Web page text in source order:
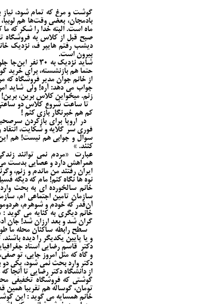
گوشت و مرغ که تمام شود،
بادمجان، بعضی وقت‌ها هم
ماه است. البته خدا را شکر که
صبح قبل از کلاس به فروشگاه
بيرون است.
شاید نزدیک به
حتما هم بازنشسته، برای
از خانم جوان مدیر فروشگاه
جواب می دهد: آره! ولی شاید
زنم. میخواین کلاس برین، برین!
تا ساعت شروع کلاس دو
کم هم خبرنگار بازی کنم !
در اروپا برای بازکردن
فوری سر گلایه و شکایت، انتقاد
سوال و جوابی هم نیست! هم
کنند. »
عبارت «مردم نمی توانند
همراهش دارد و عصایی بدست می
ایران رفتند من ماندم و زنم،
نوه ها نگاه کنم! مام که دیگه
خانم سالخورده ای به بحث
سازمان تامین اجتماعی ام،
آن‌قدر که خودم و شوهرم،
خانم دیگری به کنایه می گوید
گران شد و بعد ارزان شد! جان
سطح رابطه ساکنان محله ما
و یا پایین یکدیگر را دیده
دکتر قاسم رضایی استاد
و گاه که مثل امروز جایی، تو
دکتر وارد بحث نمی شود، یکی
از دانشگاه دکتر رضایی تا آنجا
تومان، گوساله هم تقریبا همین
خانم همسایه می گوید : این